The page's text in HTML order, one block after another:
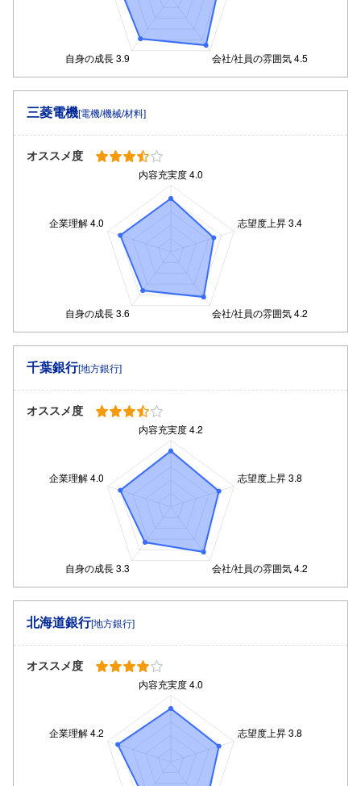
三菱電機[電機/機械/材料]
オススメ度
千葉銀行[地方銀行]
オススメ度
北海道銀行[地方銀行]
オススメ度